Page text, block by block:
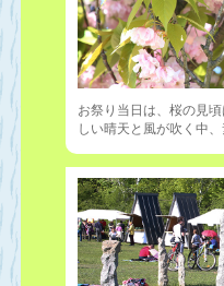
お祭り当日は、桜の見
しい晴天と風が吹く中